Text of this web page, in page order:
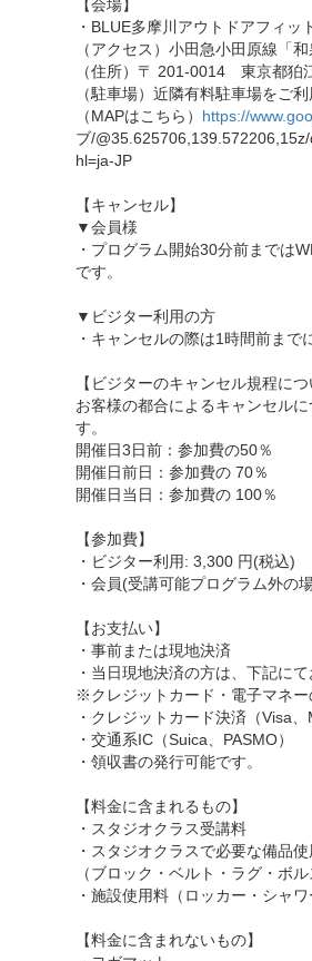
【会場】
・BLUE多摩川アウトドアフィ
（アクセス）小田急小田原線「
（住所）〒 201-0014 東京都狛
（駐車場）近隣有料駐車場をご利
（MAPはこちら） https://
ブ/
hl=ja-JP
【キャンセル】
▼会員様
・プログラム開始30分前までは
です。
▼ビジター利用の方
・キャンセルの際は1時間前ま
【ビジターのキャンセル規程につ
お客様の都合によるキャンセル
す。
開催日3日前：参加費の50％
開催日前日：参加費の 70％
開催日当日：参加費の 100％
【参加費】
・ビジター利用: 3,300 円(税込)
・会員(受講可能プログラム外の
【お支払い】
・事前または現地決済
・当日現地決済の方は、下記にて
※クレジットカード・電子マネー
・クレジットカード決済（Visa、
・交通系IC（Suica、PASMO）
・領収書の発行可能です。
【料金に含まれるもの】
・スタジオクラス受講料
・スタジオクラスで必要な備品
（ブロック・ベルト・ラグ・ボル
・施設使用料（ロッカー・シャ
【料金に含まれないもの】